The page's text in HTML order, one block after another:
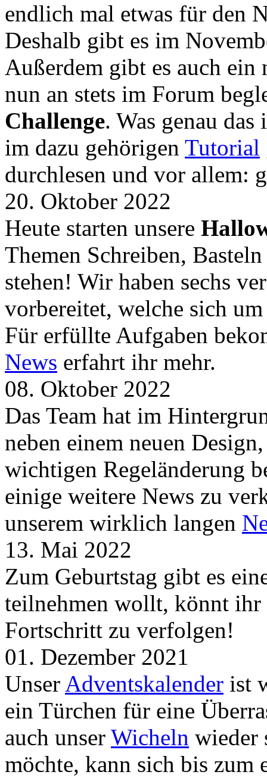
endlich mal etwas für den
Deshalb gibt es im
Außerdem gibt es auch ein
nun an stets im Forum
Challenge. Was genau
im dazu gehörigen Tutorial
durchlesen und vor allem:
20. Oktober 2022
Heute starten unsere
Themen Schreiben,
stehen! Wir haben sechs
vorbereitet, welche sich
Für erfüllte Aufgaben
News erfahrt ihr mehr.
08. Oktober 2022
Das Team hat im
neben einem neuen
wichtigen Regeländerung
einige weitere News zu
unserem wirklich langen
13. Mai 2022
Zum Geburtstag gibt es
teilnehmen wollt, könnt
Fortschritt zu verfolgen!
01. Dezember 2021
Unser Adventskalender ist
ein Türchen für eine
auch unser Wicheln wieder
möchte, kann sich bis